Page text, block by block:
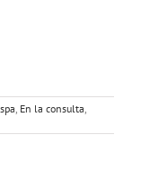
, En la consulta,